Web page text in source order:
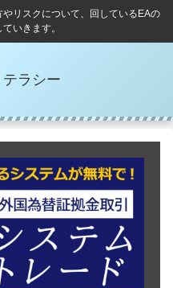
リスクについて、回しているEAの
いきます。
ラシー